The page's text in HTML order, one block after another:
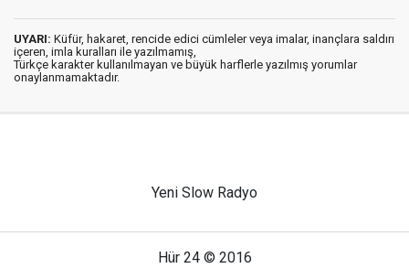
UYARI: Küfür, hakaret, rencide edici cümleler veya imalar, inançlara saldırı
içeren, imla kuralları ile yazılmamış,
Türkçe karakter kullanılmayan ve büyük harflerle yazılmış yorumlar
onaylanmamaktadır.
Yeni Slow Radyo
Hür 24 © 2016